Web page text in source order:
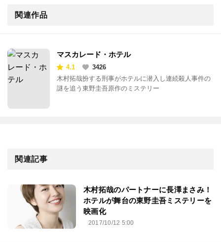
関連作品
マスカレード・ホテル
4.1
3426
木村拓哉扮する刑事がホテルに潜入し連続殺人事件の
謎を追う東野圭吾原作のミステリー
関連記事
木村拓哉のパートナーに長澤まさみ！
ホテルが舞台の東野圭吾ミステリーを
映画化
2017/10/12 5:00